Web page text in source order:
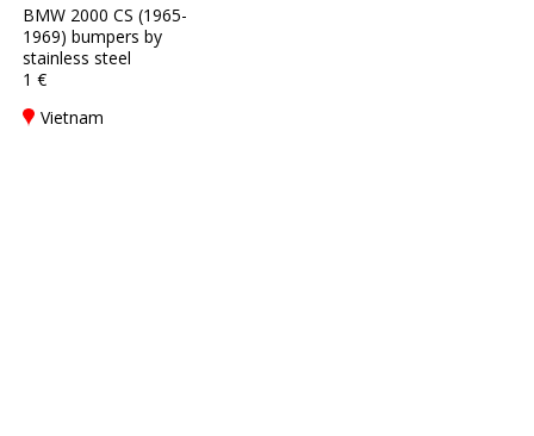
BMW 2000 CS (1965-
1969) bumpers by
stainless steel
1 €
Vietnam